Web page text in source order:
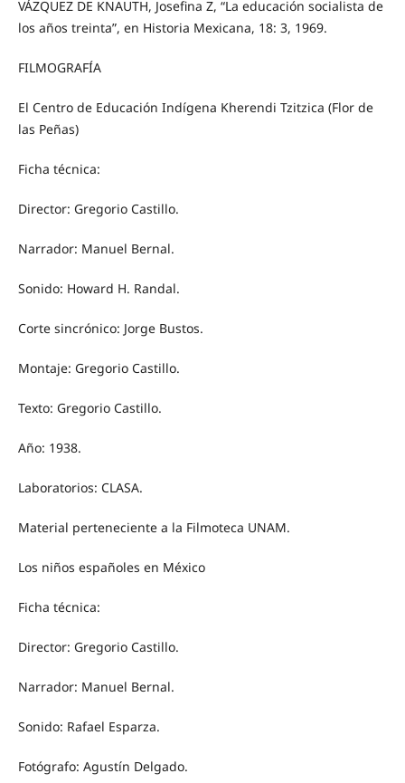
VÁZQUEZ DE KNAUTH, Josefina Z, “La educación socialista de
los años treinta”, en Historia Mexicana, 18: 3, 1969.
FILMOGRAFÍA
El Centro de Educación Indígena Kherendi Tzitzica (Flor de
las Peñas)
Ficha técnica:
Director: Gregorio Castillo.
Narrador: Manuel Bernal.
Sonido: Howard H. Randal.
Corte sincrónico: Jorge Bustos.
Montaje: Gregorio Castillo.
Texto: Gregorio Castillo.
Año: 1938.
Laboratorios: CLASA.
Material perteneciente a la Filmoteca UNAM.
Los niños españoles en México
Ficha técnica:
Director: Gregorio Castillo.
Narrador: Manuel Bernal.
Sonido: Rafael Esparza.
Fotógrafo: Agustín Delgado.